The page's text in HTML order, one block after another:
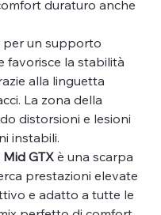
duraturo anche
per un supporto
favorisce la stabilità
alla linguetta
La zona della
distorsioni e lesioni
instabili.
GTXè una scarpa
prestazioni elevate
e adatto a tutte le